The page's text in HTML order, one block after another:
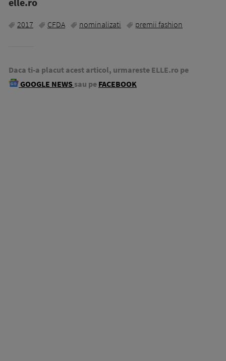
2017 CFDA nominalizati premii fashion
Daca ti-a placut acest articol, urmareste ELLE.ro pe
GOOGLE NEWS sau pe FACEBOOK